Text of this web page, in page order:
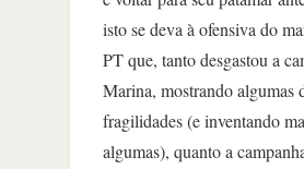
isto se deva à ofensiva do
PT que, tanto desgastou a
Marina, mostrando algumas
fragilidades (e inventando
algumas), quanto a